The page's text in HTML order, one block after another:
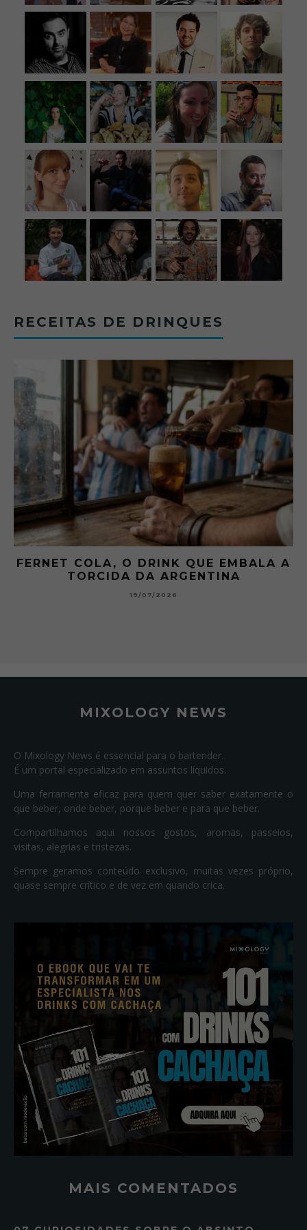
RECEITAS DE DRINQUES
FERNET COLA, O DRINK QUE EMBALA A
TORCIDA DA ARGENTINA
19/07/2026
MIXOLOGY NEWS
O Mixology News é essencial para o bartender.
É um portal especializado em assuntos líquidos.
Uma ferramenta eficaz para quem quer saber exatamente o
que beber, onde beber, porque beber e para que beber.
Compartilhamos aqui nossos gostos, aromas, passeios,
visitas, alegrias e tristezas.
Sempre geramos conteúdo exclusivo, muitas vezes próprio,
quase sempre crítico e de vez em quando crica.
MAIS COMENTADOS